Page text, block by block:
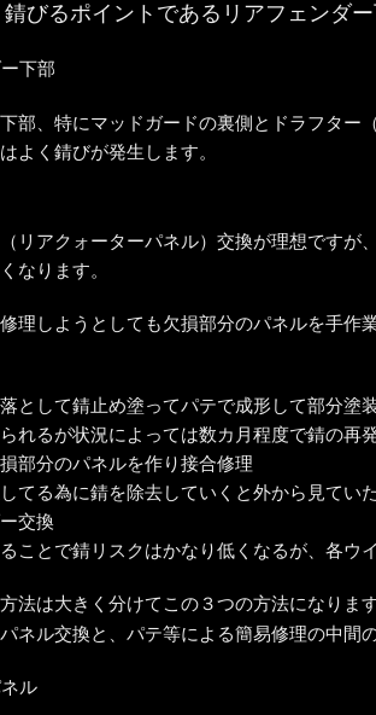
びるポイントであるリアフェンダ
部、特にマッドガードの裏側とドラフター
よく錆びが発生します。
リアクォーターパネル）交換が理想です
なります。
理しようとしても欠損部分のパネルを手
として錆止め塗ってパテで成形して部分塗
れるが状況によっては数カ月程度で錆の再
部分のパネルを作り接合修理
てる為に錆を除去していくと外から見てい
交換
ことで錆リスクはかなり低くなるが、各ウ
法は大きく分けてこの３つの方法になりま
ネル交換と、パテ等による簡易修理の中間